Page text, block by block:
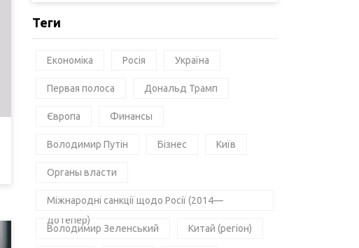
Теги
Економіка Росія Україна
Первая полоса Дональд Трамп
Європа Финансы
Володимир Путін Бізнес Київ
Органы власти
Міжнародні санкції щодо Росії (2014—
дотепер)
Володимир Зеленський Китай (регіон)